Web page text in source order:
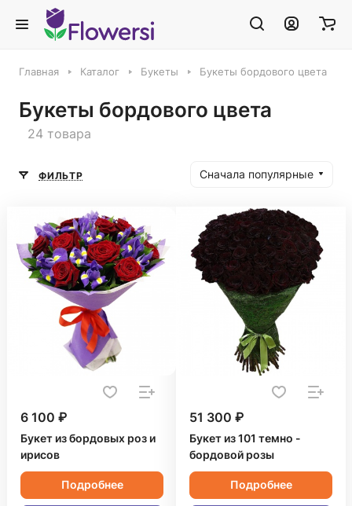
Главная Каталог Букеты Букеты бордового цвета
Букеты бордового цвета
24 товара
ФИЛЬТР Сначала популярные
6 100 ₽
Букет из бордовых роз и
ирисов
Подробнее
51 300 ₽
Букет из 101 темно -
бордовой розы
Подробнее